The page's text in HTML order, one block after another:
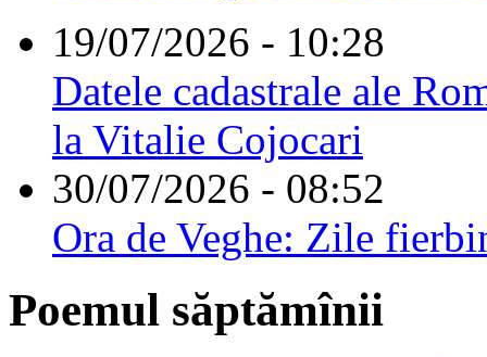
19/07/2026 - 10:28
Datele cadastrale ale
la Vitalie Cojocari
30/07/2026 - 08:52
Ora de Veghe: Zile
Poemul săptămînii